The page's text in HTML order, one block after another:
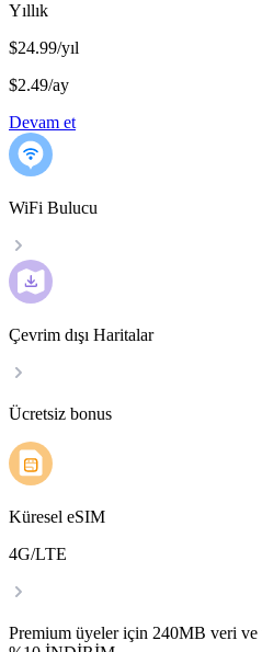
Yıllık
$24.99/yıl
$2.49/ay
Devam et
WiFi Bulucu
Çevrim dışı Haritalar
Ücretsiz bonus
Küresel eSIM
4G/LTE
Premium üyeler için 240MB veri ve